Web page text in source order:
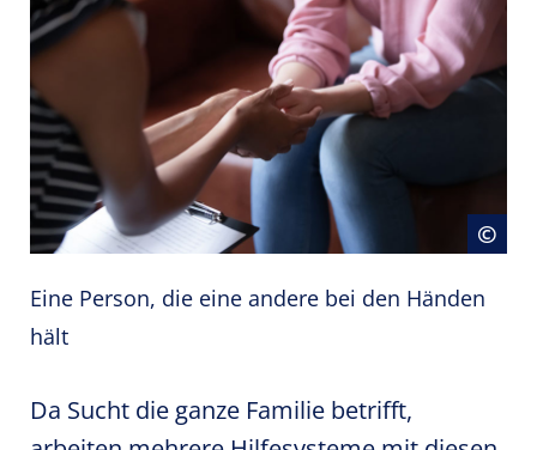
©
Eine Person, die eine andere bei den Händen
hält
Da Sucht die ganze Familie betrifft,